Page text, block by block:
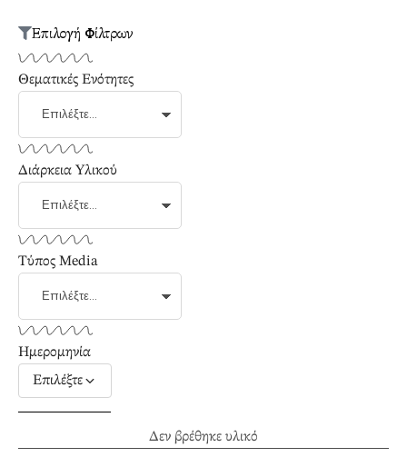
Δεν βρέθηκε υλικό
Επιλογή Φίλτρων
Θεματικές Ενότητες
Διάρκεια Υλικού
Τύπος Media
Ημερομηνία
Επιλέξτε